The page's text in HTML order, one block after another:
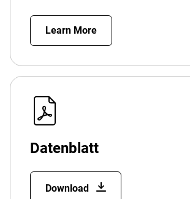
Learn More
Datenblatt
Download